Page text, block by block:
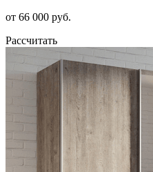
от 66 000 руб.
Рассчитать